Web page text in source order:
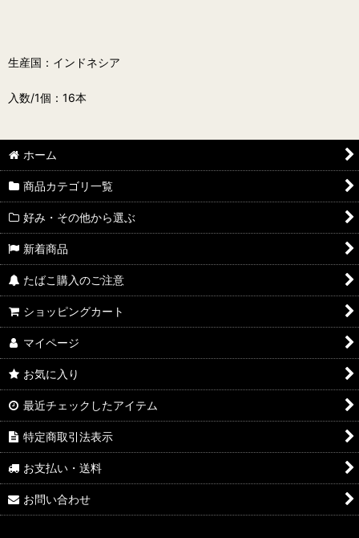
生産国：インドネシア
入数/1個：16本
ホーム
商品カテゴリ一覧
好み・その他から選ぶ
新着商品
たばこ購入のご注意
ショッピングカート
マイページ
お気に入り
最近チェックしたアイテム
特定商取引法表示
お支払い・送料
お問い合わせ